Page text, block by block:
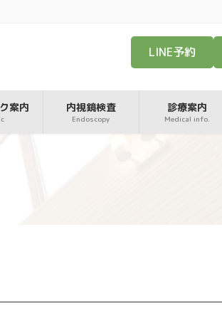
LINE予約
案内 内視鏡検査
Endoscopy
診療案内
Medical info.